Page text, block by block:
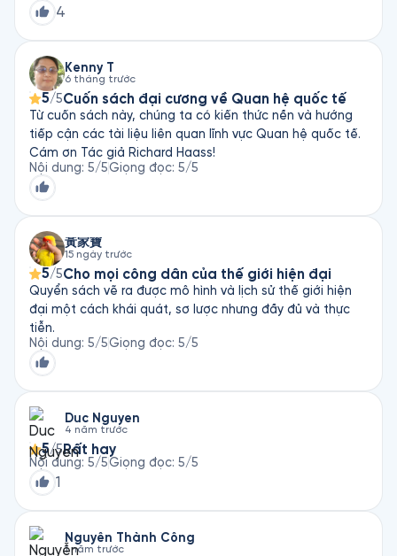
4
Kenny T
6 tháng trước
5/5Cuốn sách đại cương về Quan hệ quốc tế
Từ cuốn sách này, chúng ta có kiến thức nền và hướng
tiếp cận các tài liệu liên quan lĩnh vực Quan hệ quốc tế.
Cám ơn Tác giả Richard Haass!
Nội dung: 5/5Giọng đọc: 5/5
黃家寶
15 ngày trước
5/5Cho mọi công dân của thế giới hiện đại
Quyển sách vẽ ra được mô hình và lịch sử thế giới hiện
đại một cách khái quát, sơ lược nhưng đầy đủ và thực
tiễn.
Nội dung: 5/5Giọng đọc: 5/5
Duc Nguyen
4 năm trước
5/5Rất hay
Nội dung: 5/5Giọng đọc: 5/5
1
Nguyễn Thành Công
1 năm trước